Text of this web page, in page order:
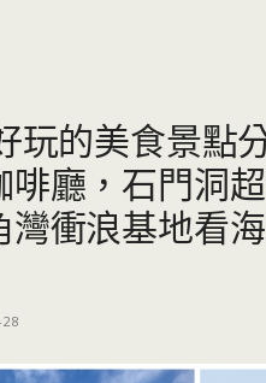
玩的美食景點
廳，石門洞
衝浪基地看